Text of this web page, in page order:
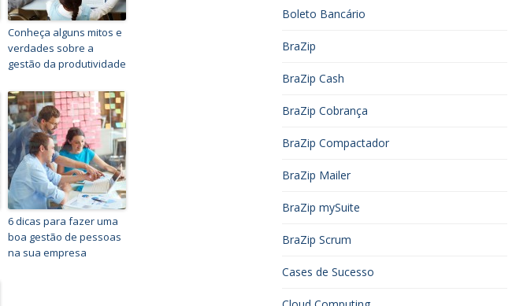
Conheça alguns mitos e
verdades sobre a
gestão da produtividade
6 dicas para fazer uma
boa gestão de pessoas
na sua empresa
Boleto Bancário
BraZip
BraZip Cash
BraZip Cobrança
BraZip Compactador
BraZip Mailer
BraZip mySuite
BraZip Scrum
Cases de Sucesso